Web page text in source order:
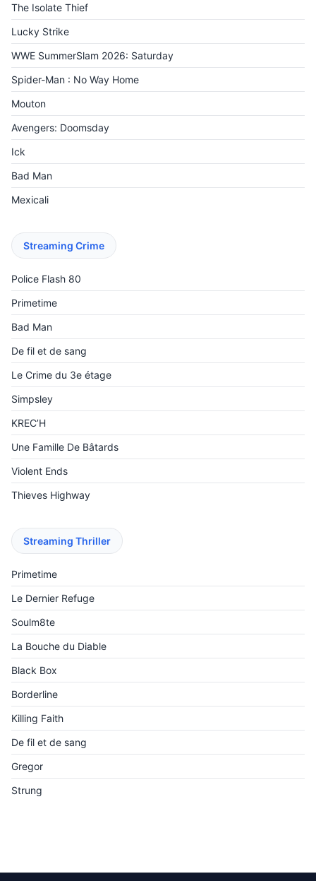
The Isolate Thief
Lucky Strike
WWE SummerSlam 2026: Saturday
Spider-Man : No Way Home
Mouton
Avengers: Doomsday
Ick
Bad Man
Mexicali
Streaming Crime
Police Flash 80
Primetime
Bad Man
De fil et de sang
Le Crime du 3e étage
Simpsley
KREC’H
Une Famille De Bâtards
Violent Ends
Thieves Highway
Streaming Thriller
Primetime
Le Dernier Refuge
Soulm8te
La Bouche du Diable
Black Box
Borderline
Killing Faith
De fil et de sang
Gregor
Strung